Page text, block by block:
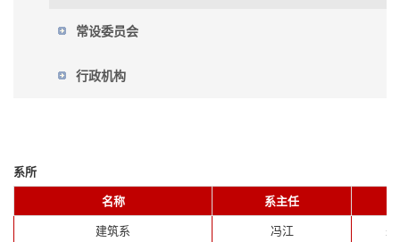
常设委员会
行政机构
系所
名称 系主任
建筑系 冯江 朱